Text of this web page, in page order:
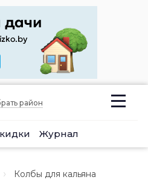
район
Журнал
Колбы для кальяна